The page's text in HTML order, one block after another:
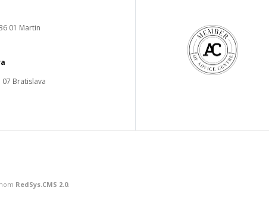
01 Martin
Bratislava
RedSys.CMS 2.0.